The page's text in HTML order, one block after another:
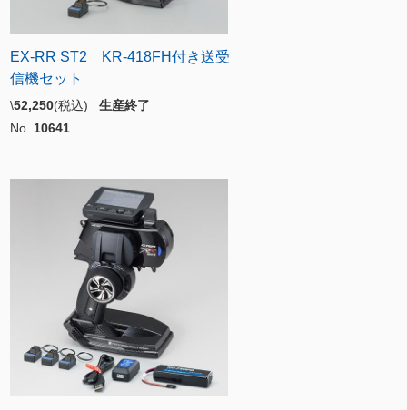
EX-RR ST2 KR-418FH付き送受
信機セット
\52,250(税込) 生産終了
No. 10641